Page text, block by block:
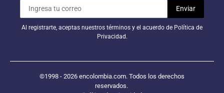
Al registrarte, aceptas nuestros términos y el acuerdo de Política de
Privacidad.
©1998 - 2026 encolombia.com. Todos los derechos
reservados.